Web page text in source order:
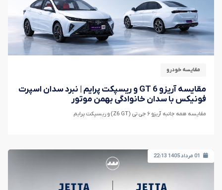
مقایسه خودرو
مقایسه آریزو 6 GT و ریسپکت پرایم | نبرد سدان اسپرت
فونیکس با سدان خانوادگی بهمن موتور
مقایسه همه جانبه آریزو ۶ جی تی (Z6 GT) و ریسپکت پرایم